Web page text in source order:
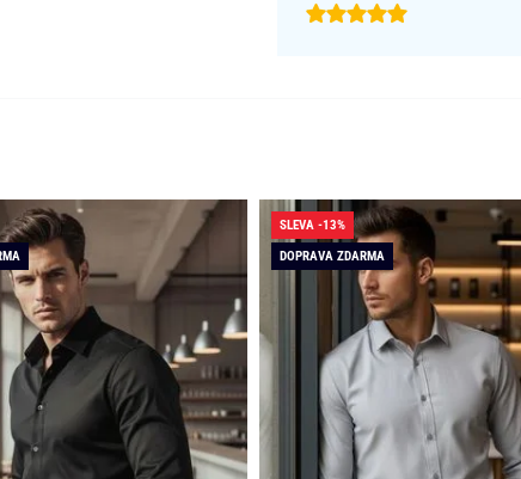
SLEVA -13%
DOPRAVA ZDARMA